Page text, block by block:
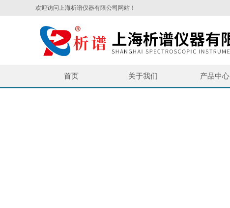
欢迎访问上海析谱仪器有限公司网站！
首页 关于我们 产品中心